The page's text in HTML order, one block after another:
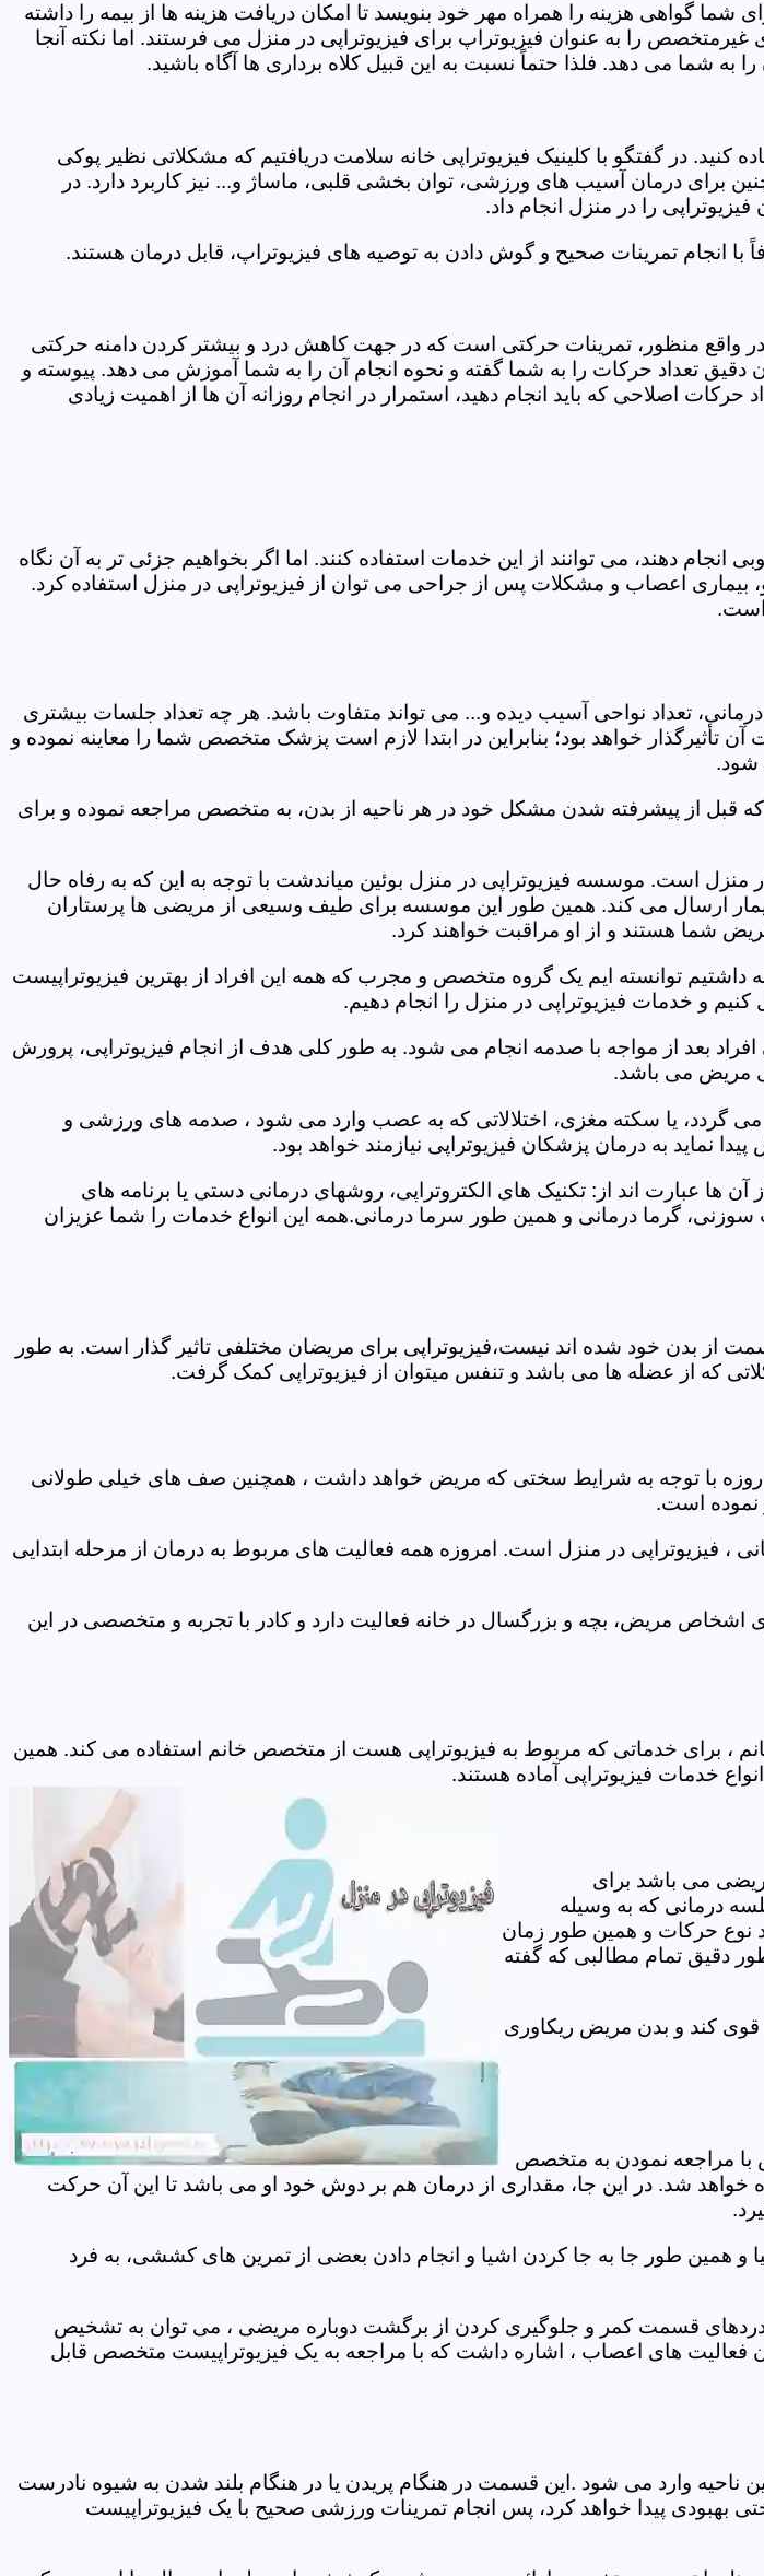
شما گواهی هزینه را همراه مهر خود بنویسد تا امکان دریافت هزینه ها از بیمه را داشته
را به عنوان فیزیوتراپ برای فیزیوتراپی در منزل می فرستند. اما نکته آنجا
به شما می دهد. فلذا حتماً نسبت به این قبیل کلاه برداری ها آگاه باشید.
کنید. در گفتگو با کلینیک فیزیوتراپی خانه سلامت دریافتیم که مشکلاتی نظیر پوکی
درمان آسیب های ورزشی، توان بخشی قلبی، ماساژ و... نیز کاربرد دارد. در
را در منزل انجام داد.
انجام تمرینات صحیح و گوش دادن به توصیه های فیزیوتراپ، قابل درمان هستند.
در واقع منظور، تمرینات حرکتی است که در جهت کاهش درد و بیشتر کردن دامنه حرکتی
تعداد حرکات را به شما گفته و نحوه انجام آن را به شما آموزش می دهد. پیوسته و
اصلاحی که باید انجام دهید، استمرار در انجام روزانه آن ها از اهمیت زیادی
دهند، می توانند از این خدمات استفاده کنند. اما اگر بخواهیم جزئی تر به آن نگاه
اعصاب و مشکلات پس از جراحی می توان از فیزیوتراپی در منزل استفاده کرد.
است.
تعداد نواحی آسیب دیده و... می تواند متفاوت باشد. هر چه تعداد جلسات بیشتری
تأثیرگذار خواهد بود؛ بنابراین در ابتدا لازم است پزشک متخصص شما را معاینه نموده و
شود.
که قبل از پیشرفته شدن مشکل خود در هر ناحیه از بدن، به متخصص مراجعه نموده و برای
است. موسسه فیزیوتراپی در منزل بوئین میاندشت با توجه به این که به رفاه حال
بیمار ارسال می کند. همین طور این موسسه برای طیف وسیعی از مریضی ها پرستاران
شما هستند و از او مراقبت خواهند کرد.
داشتیم توانسته ایم یک گروه متخصص و مجرب که همه این افراد از بهترین فیزیوتراپیست
و خدمات فیزیوتراپی در منزل را انجام دهیم.
بعد از مواجه با صدمه انجام می شود. به طور کلی هدف از انجام فیزیوتراپی، پرورش
مریض می باشد.
گردد، یا سکته مغزی، اختلالاتی که به عصب وارد می شود ، صدمه های ورزشی و
نماید به درمان پزشکان فیزیوتراپی نیازمند خواهد بود.
ها عبارت اند از: تکنیک های الکتروتراپی، روشهای درمانی دستی یا برنامه های
گرما درمانی و همین طور سرما درمانی.همه این انواع خدمات را شما عزیزان
از بدن خود شده اند نیست،فیزیوتراپی برای مریضان مختلفی تاثیر گذار است. به طور
که از عضله ها می باشد و تنفس میتوان از فیزیوتراپی کمک گرفت.
روزه با توجه به شرایط سختی که مریض خواهد داشت ، همچنین صف های خیلی طولانی
نموده است.
فیزیوتراپی در منزل است. امروزه همه فعالیت های مربوط به درمان از مرحله ابتدایی
اشخاص مریض، بچه و بزرگسال در خانه فعالیت دارد و کادر با تجربه و متخصصی در این
، برای خدماتی که مربوط به فیزیوتراپی هست از متخصص خانم استفاده می کند. همین
خدمات فیزیوتراپی آماده هستند.
می باشد برای
درمانی که به وسیله
نوع حرکات و همین طور زمان
دقیق تمام مطالبی که گفته
کند و بدن مریض ریکاوری
با مراجعه نمودن به متخصص
شد. در این جا، مقداری از درمان هم بر دوش خود او می باشد تا این آن حرکت
همین طور جا به جا کردن اشیا و انجام دادن بعضی از تمرین های کششی، به فرد
دردهای قسمت کمر و جلوگیری کردن از برگشت دوباره مریضی ، می توان به تشخیص
های اعصاب ، اشاره داشت که با مراجعه به یک فیزیوتراپیست متخصص قابل
وارد می شود .این قسمت در هنگام پریدن یا در هنگام بلند شدن به شیوه نادرست
بهبودی پیدا خواهد کرد، پس انجام تمرینات ورزشی صحیح با یک فیزیوتراپیست